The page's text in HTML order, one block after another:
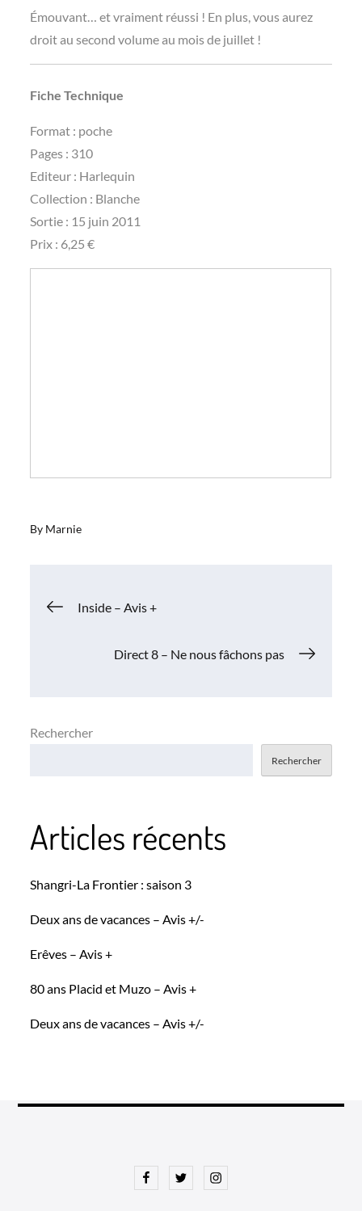
Émouvant… et vraiment réussi ! En plus, vous aurez
droit au second volume au mois de juillet !
Fiche Technique
Format : poche
Pages : 310
Editeur : Harlequin
Collection : Blanche
Sortie : 15 juin 2011
Prix : 6,25 €
By Marnie
Navigation
Inside – Avis +
Direct 8 – Ne nous fâchons pas
Rechercher
Rechercher
Articles récents
Shangri-La Frontier : saison 3
Deux ans de vacances – Avis +/-
Erêves – Avis +
80 ans Placid et Muzo – Avis +
Deux ans de vacances – Avis +/-
FacebookTwitterInstagram